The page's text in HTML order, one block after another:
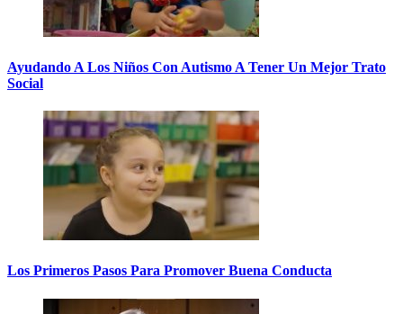
Ayudando A Los Niños Con Autismo A Tener Un Mejor Trato
Social
Los Primeros Pasos Para Promover Buena Conducta